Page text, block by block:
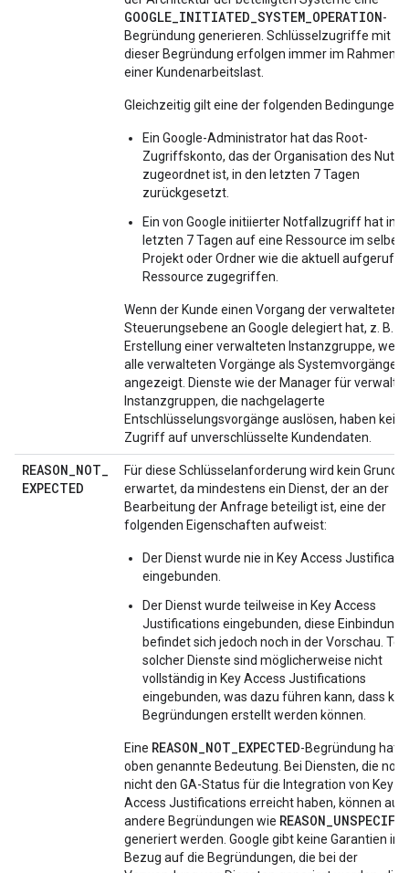
GOOGLE_INITIATED_SYSTEM_OPERATION-
Begründung generieren. Schlüsselzugriffe mit
dieser Begründung erfolgen immer im Rahmen
einer Kundenarbeitslast.
Gleichzeitig gilt eine der folgenden Bedingungen:
Ein Google-Administrator hat das Root-
Zugriffskonto, das der Organisation des
zugeordnet ist, in den letzten 7 Tagen
zurückgesetzt.
Ein von Google initiierter Notfallzugriff hat in
letzten 7 Tagen auf eine Ressource im selben
Projekt oder Ordner wie die aktuell
Ressource zugegriffen.
Wenn der Kunde einen Vorgang der verwalteten
Steuerungsebene an Google delegiert hat, z. B.
Erstellung einer verwalteten Instanzgruppe,
alle verwalteten Vorgänge als Systemvorgänge
angezeigt. Dienste wie der Manager für
Instanzgruppen, die nachgelagerte
Entschlüsselungsvorgänge auslösen, haben
Zugriff auf unverschlüsselte Kundendaten.
REASON_NOT_
EXPECTED
Für diese Schlüsselanforderung wird kein Grund
erwartet, da mindestens ein Dienst, der an der
Bearbeitung der Anfrage beteiligt ist, eine der
folgenden Eigenschaften aufweist:
Der Dienst wurde nie in Key Access
eingebunden.
Der Dienst wurde teilweise in Key Access
Justifications eingebunden, diese Einbindung
befindet sich jedoch noch in der Vorschau.
solcher Dienste sind möglicherweise nicht
vollständig in Key Access Justifications
eingebunden, was dazu führen kann, dass
Begründungen erstellt werden können.
Eine REASON_NOT_EXPECTED-Begründung hat
oben genannte Bedeutung. Bei Diensten, die noch
nicht den GA-Status für die Integration von Key
Access Justifications erreicht haben, können
andere Begründungen wie
generiert werden. Google gibt keine Garantien in
Bezug auf die Begründungen, die bei der